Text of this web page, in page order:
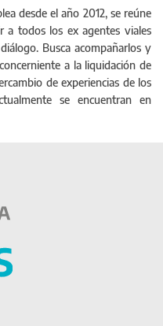
desde el año 2012, se reúne
a todos los ex agentes viales
Busca acompañarlos y
a la liquidación de
de experiencias de los
se encuentran en